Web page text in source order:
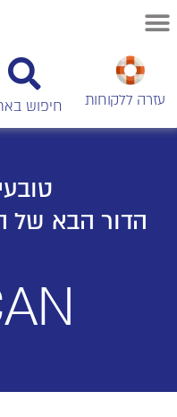
עזרה ללקוחות
הדור הבא של